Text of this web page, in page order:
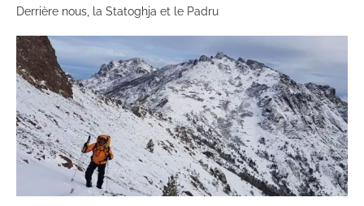
Derrière nous, la Statoghja et le Padru